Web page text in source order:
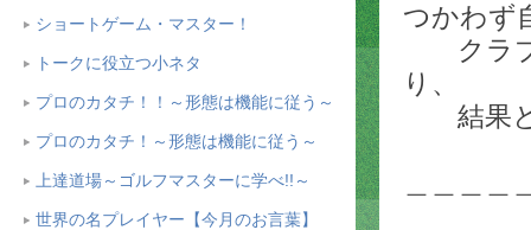
ショートゲーム・マスター！
トークに役立つ小ネタ
プロのカタチ！！～形態は機能に従う～
プロのカタチ！～形態は機能に従う～
上達道場～ゴルフマスターに学べ!!～
世界の名プレイヤー【今月のお言葉】
つかわず
クラブ
り、
結果と